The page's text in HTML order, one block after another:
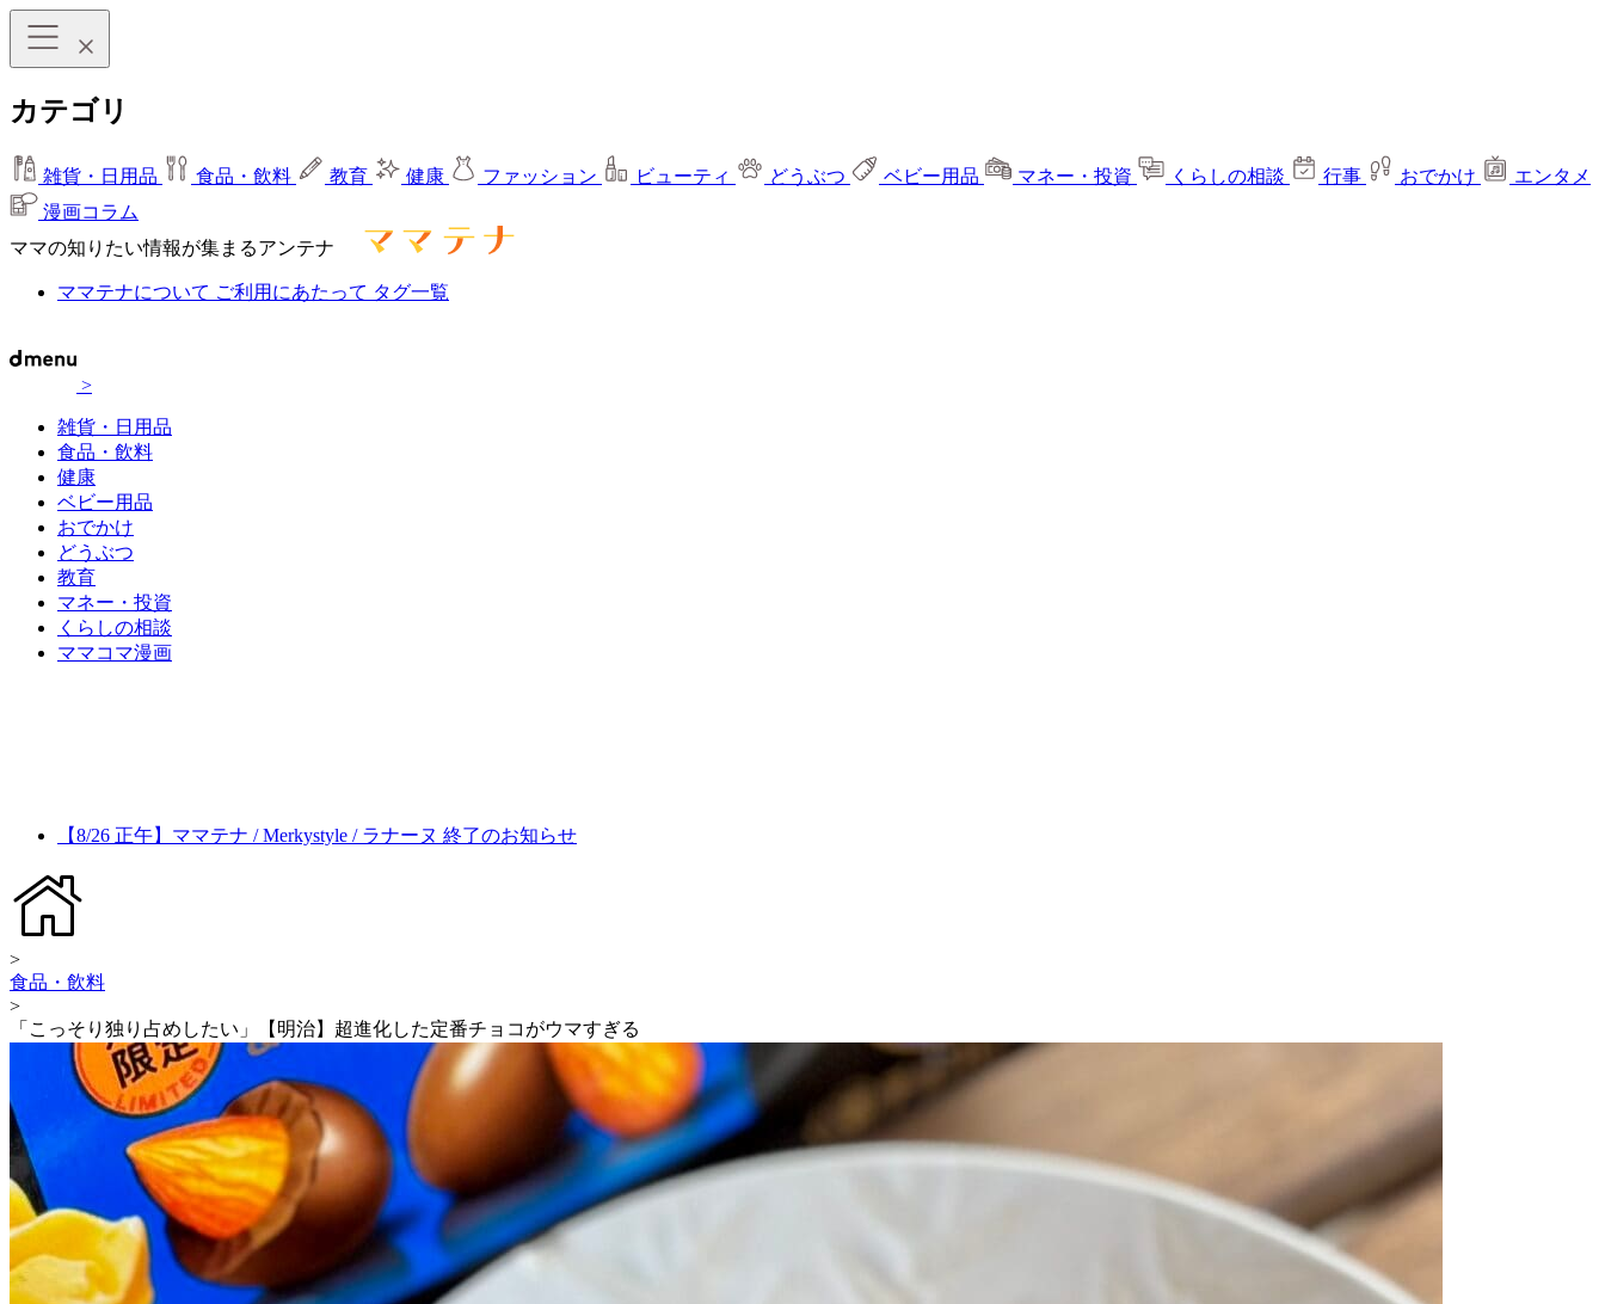
カテゴリ
雑貨・日用品 食品・飲料 教育 健康 ファッション ビューティ どうぶつ ベビー用品 マネー・投資 くらしの相談 行事 おでかけ
エンタメ
漫画コラム
ママの知りたい情報が集まるアンテナ
ママテナについて ご利用にあたって タグ一覧
>
雑貨・日用品
食品・飲料
健康
ベビー用品
おでかけ
どうぶつ
教育
マネー・投資
くらしの相談
ママコマ漫画
【8/26 正午】ママテナ / Merkystyle / ラナーヌ 終了のお知らせ
>
食品・飲料
>
「こっそり独り占めしたい」【明治】超進化した定番チョコがウマすぎる